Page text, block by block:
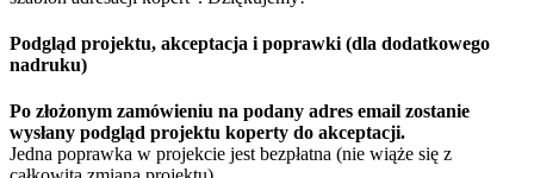
Podgląd projektu, akceptacja i poprawki (dla dodatkowego
nadruku)
Po złożonym zamówieniu na podany adres email zostanie
wysłany podgląd projektu koperty do akceptacji.
Jedna poprawka w projekcie jest bezpłatna (nie wiąże się z